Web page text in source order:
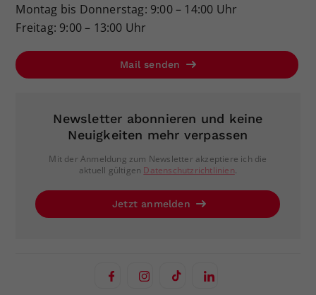
Montag bis Donnerstag: 9:00 – 14:00 Uhr
Freitag: 9:00 – 13:00 Uhr
Mail senden
Newsletter abonnieren und keine
Neuigkeiten mehr verpassen
Mit der Anmeldung zum Newsletter akzeptiere ich die
aktuell gültigen Datenschutzrichtlinien.
Jetzt anmelden